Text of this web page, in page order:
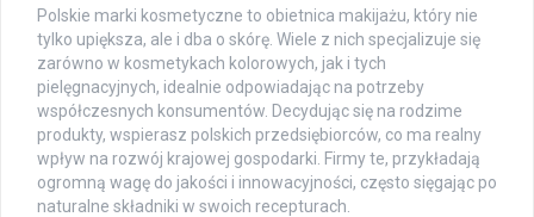
Polskie marki kosmetyczne to obietnica makijażu, który nie
tylko upiększa, ale i dba o skórę. Wiele z nich specjalizuje się
zarówno w kosmetykach kolorowych, jak i tych
pielęgnacyjnych, idealnie odpowiadając na potrzeby
współczesnych konsumentów. Decydując się na rodzime
produkty, wspierasz polskich przedsiębiorców, co ma realny
wpływ na rozwój krajowej gospodarki. Firmy te, przykładają
ogromną wagę do jakości i innowacyjności, często sięgając po
naturalne składniki w swoich recepturach.